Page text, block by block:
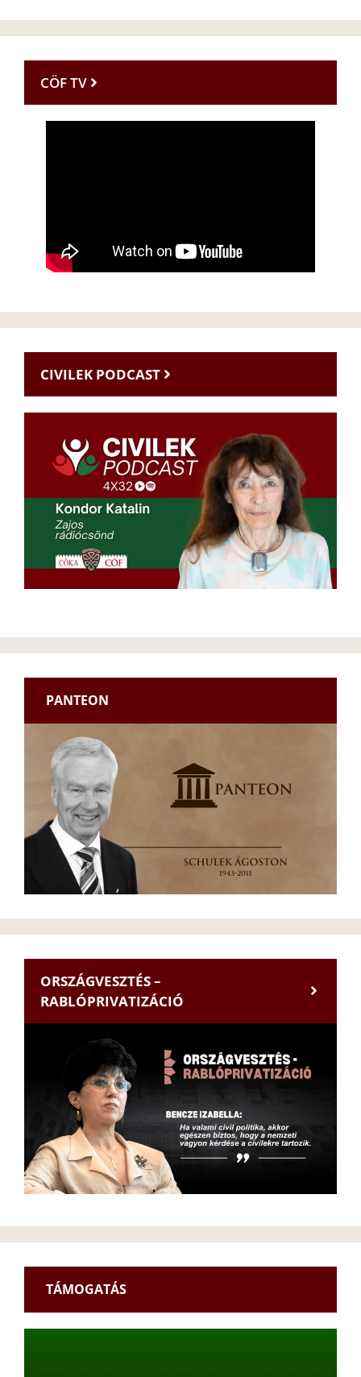
CÖF TV
CIVILEK PODCAST
PANTEON
ORSZÁGVESZTÉS –
RABLÓPRIVATIZÁCIÓ
TÁMOGATÁS